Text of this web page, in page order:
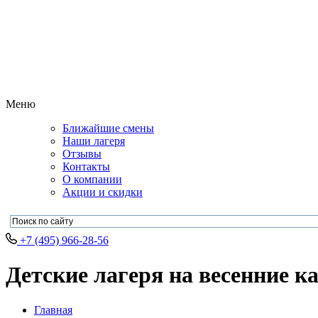
Меню
Ближайшие смены
Наши лагеря
Отзывы
Контакты
О компании
Акции и скидки
+7 (495) 966-28-56
Детские лагеря на весенние
Главная